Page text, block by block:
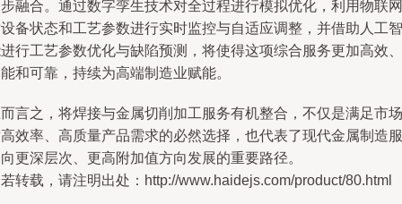
融合。通过数字孪生技术对全过程进行模拟优化，利用物联网
备状态和工艺参数进行实时监控与自适应调整，并借助人工智
行工艺参数优化与缺陷预测，将使得这项综合服务更加高效、
和可靠，持续为高端制造业赋能。
言之，将焊接与金属切削加工服务有机整合，不仅是满足市场
效率、高质量产品需求的必然选择，也代表了现代金属制造服
更深层次、更高附加值方向发展的重要路径。
转载，请注明出处：http://www.haidejs.com/product/80.html